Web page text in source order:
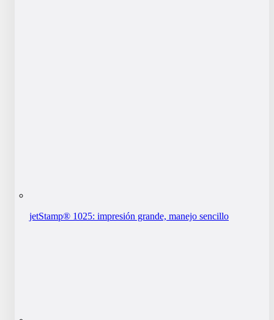
jetStamp® 1025: impresión grande, manejo sencillo